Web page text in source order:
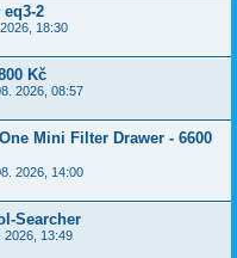
2
18:30
Kč
2026, 08:57
Mini Filter Drawer - 6600
2026, 14:00
Searcher
2026, 13:49